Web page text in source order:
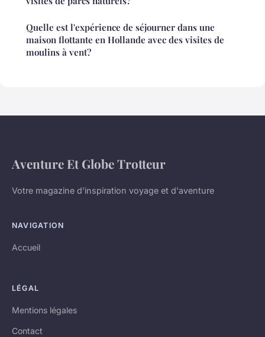
Quelle est l'expérience de séjourner dans une
maison flottante en Hollande avec des visites de
moulins à vent?
Aventure Et Globe Trotteur
Votre magazine d'inspiration voyage et d'aventure
NAVIGATION
Accueil
LÉGAL
Mentions légales
Contact